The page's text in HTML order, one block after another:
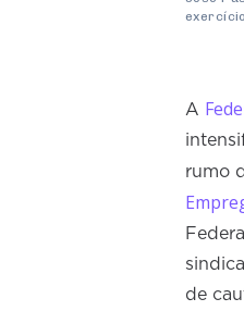
A
rumo
de